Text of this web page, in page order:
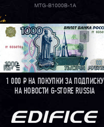
MTG-B1000B-1A
1 000РНА ПОКУПКИ ЗА ПОДПИСКУ
НА НОВОСТИ G-STORE RUSSIA